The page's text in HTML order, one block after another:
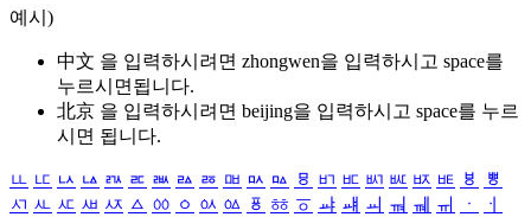
예시)
中文 을 입력하시려면 zhongwen을 입력하시고 space를
누르시면됩니다.
北京 을 입력하시려면 beijing을 입력하시고 space를 누르
시면 됩니다.
ㅥ ㅦ ㅧ ㅨ ㅩ ㅪ ㅫ ㅬ ㅭ ㅮ ㅯ ㅰ ㅱ ㅲ ㅳ ㅴ ㅵ ㅶ ㅷ ㅸ
ㅹ
ㅺ ㅻ ㅼ ㅽ ㅾ ㅿ ㆀ ㆁ ㆂ ㆃ ㆄ ㆅ ㆆ ㆇ ㆈ ㆉ ㆊ ㆋ ㆌ ㆍ
ㆎ